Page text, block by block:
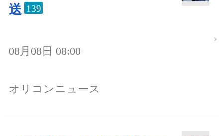
送 139
08月08日 08:00
オリコンニュース